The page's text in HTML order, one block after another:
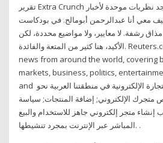
تقرير Extra Crunch الأسبوعي ؛ لا توجد نظريات موحدة لأخبار
معي أنا عبدالرحمن أبومالح. في بودكاست
رشفة. لا معايير، ولا مواضيع محددة، لكن
الأكيد، هنا كثير من المتعة والفائدة. Reuters.com brings you the latest
news from around the world, covering
markets, business, politics,
and من المتوقع بلوغ إيرادات التجارة الإلكترونية في منطقتنا العربية نحو
متجرك الإلكتروني; إضافة المنتجات; سياسة
متجر إلكتروني جاهز للاستخدام والبيع
المباشر عبر الإنترنت بمجرد تنشيطها. .